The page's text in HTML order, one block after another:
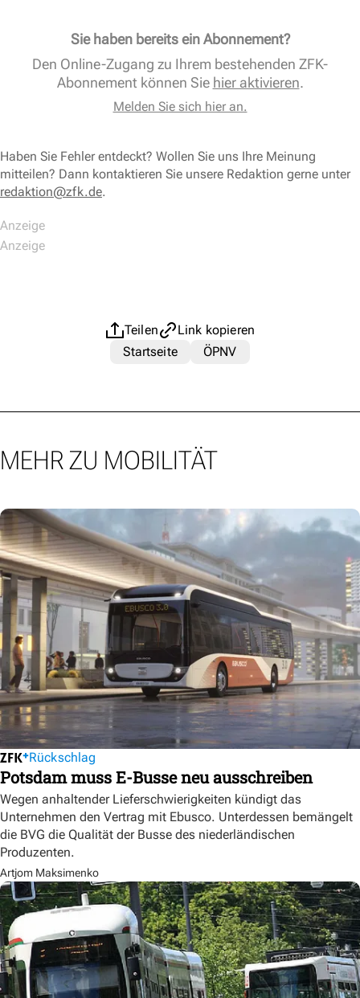
Sie haben bereits ein Abonnement?
Den Online-Zugang zu Ihrem bestehenden ZFK-
Abonnement können Sie hier aktivieren.
Melden Sie sich hier an.
Haben Sie Fehler entdeckt? Wollen Sie uns Ihre Meinung
mitteilen? Dann kontaktieren Sie unsere Redaktion gerne unter
redaktion@zfk.de.
Teilen
Link kopieren
Startseite
ÖPNV
MEHR ZU MOBILITÄT
Rückschlag
Potsdam muss E-Busse neu ausschreiben
Wegen anhaltender Lieferschwierigkeiten kündigt das
Unternehmen den Vertrag mit Ebusco. Unterdessen bemängelt
die BVG die Qualität der Busse des niederländischen
Produzenten.
Artjom Maksimenko